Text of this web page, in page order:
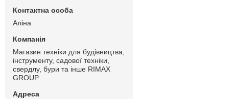
Аліна
Магазин техніки для будівництва,
інструменту, садової техніки,
свердлу, бури та інше RIMAX
GROUP